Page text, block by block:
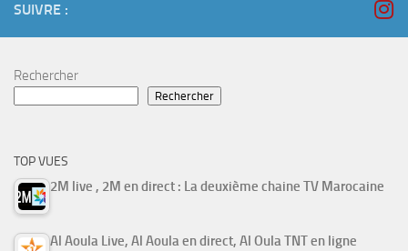
SUIVRE :
Rechercher
Rechercher
TOP VUES
2M live , 2M en direct : La deuxième chaine TV Marocaine
Al Aoula Live, Al Aoula en direct, Al Oula TNT en ligne